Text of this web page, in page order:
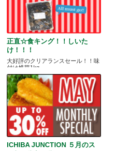
正直☆食キング！！しいた
け！！！
大好評のクリアランスセール！！味
付け椎茸1kg
ICHIBA JUNCTION ５月のス